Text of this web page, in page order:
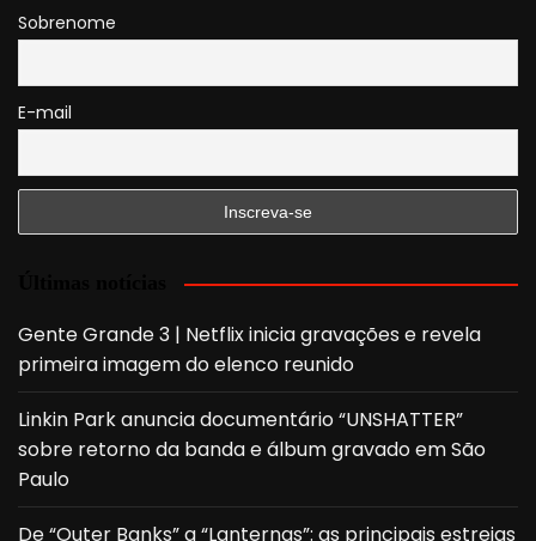
Sobrenome
E-mail
Gente Grande 3 | Netflix inicia gravações e revela
primeira imagem do elenco reunido
Linkin Park anuncia documentário “UNSHATTER”
sobre retorno da banda e álbum gravado em São
Paulo
De “Outer Banks” a “Lanternas”: as principais estreias